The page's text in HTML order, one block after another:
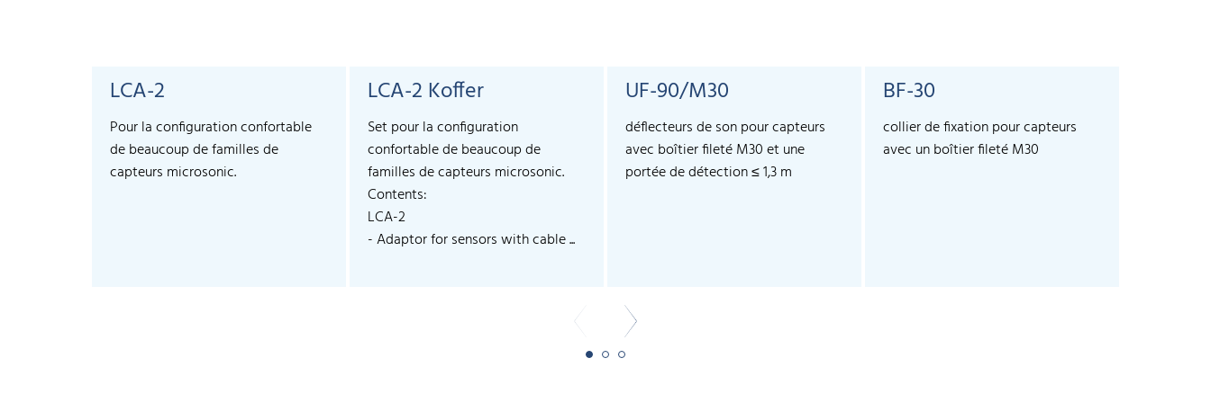
LCA-2
Pour la configuration confortable
de beaucoup de familles de
capteurs microsonic.
LCA-2 Koffer
Set pour la configuration
confortable de beaucoup de
familles de capteurs microsonic.
Contents:
LCA-2
- Adaptor for sensors with cable ...
UF-90/M30
déflecteurs de son pour capteurs
avec boîtier fileté M30 et une
portée de détection ≤ 1,3 m
BF-30
collier de fixation pour capteurs
avec un boîtier fileté M30